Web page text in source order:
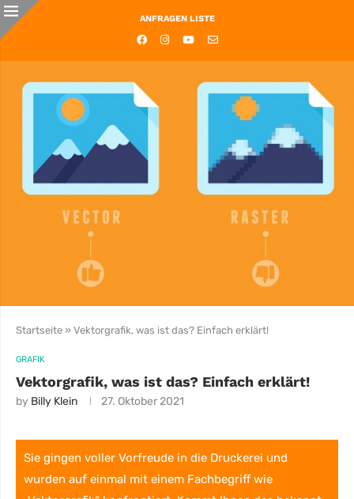
ANFRAGEN LISTE
Startseite » Vektorgrafik, was ist das? Einfach erklärt!
GRAFIK
Vektorgrafik, was ist das? Einfach erklärt!
by Billy Klein 27. Oktober 2021
Sie gingen voller Vorfreude in die Druckerei und
wurden auf einmal mit einem Fachbegriff wie